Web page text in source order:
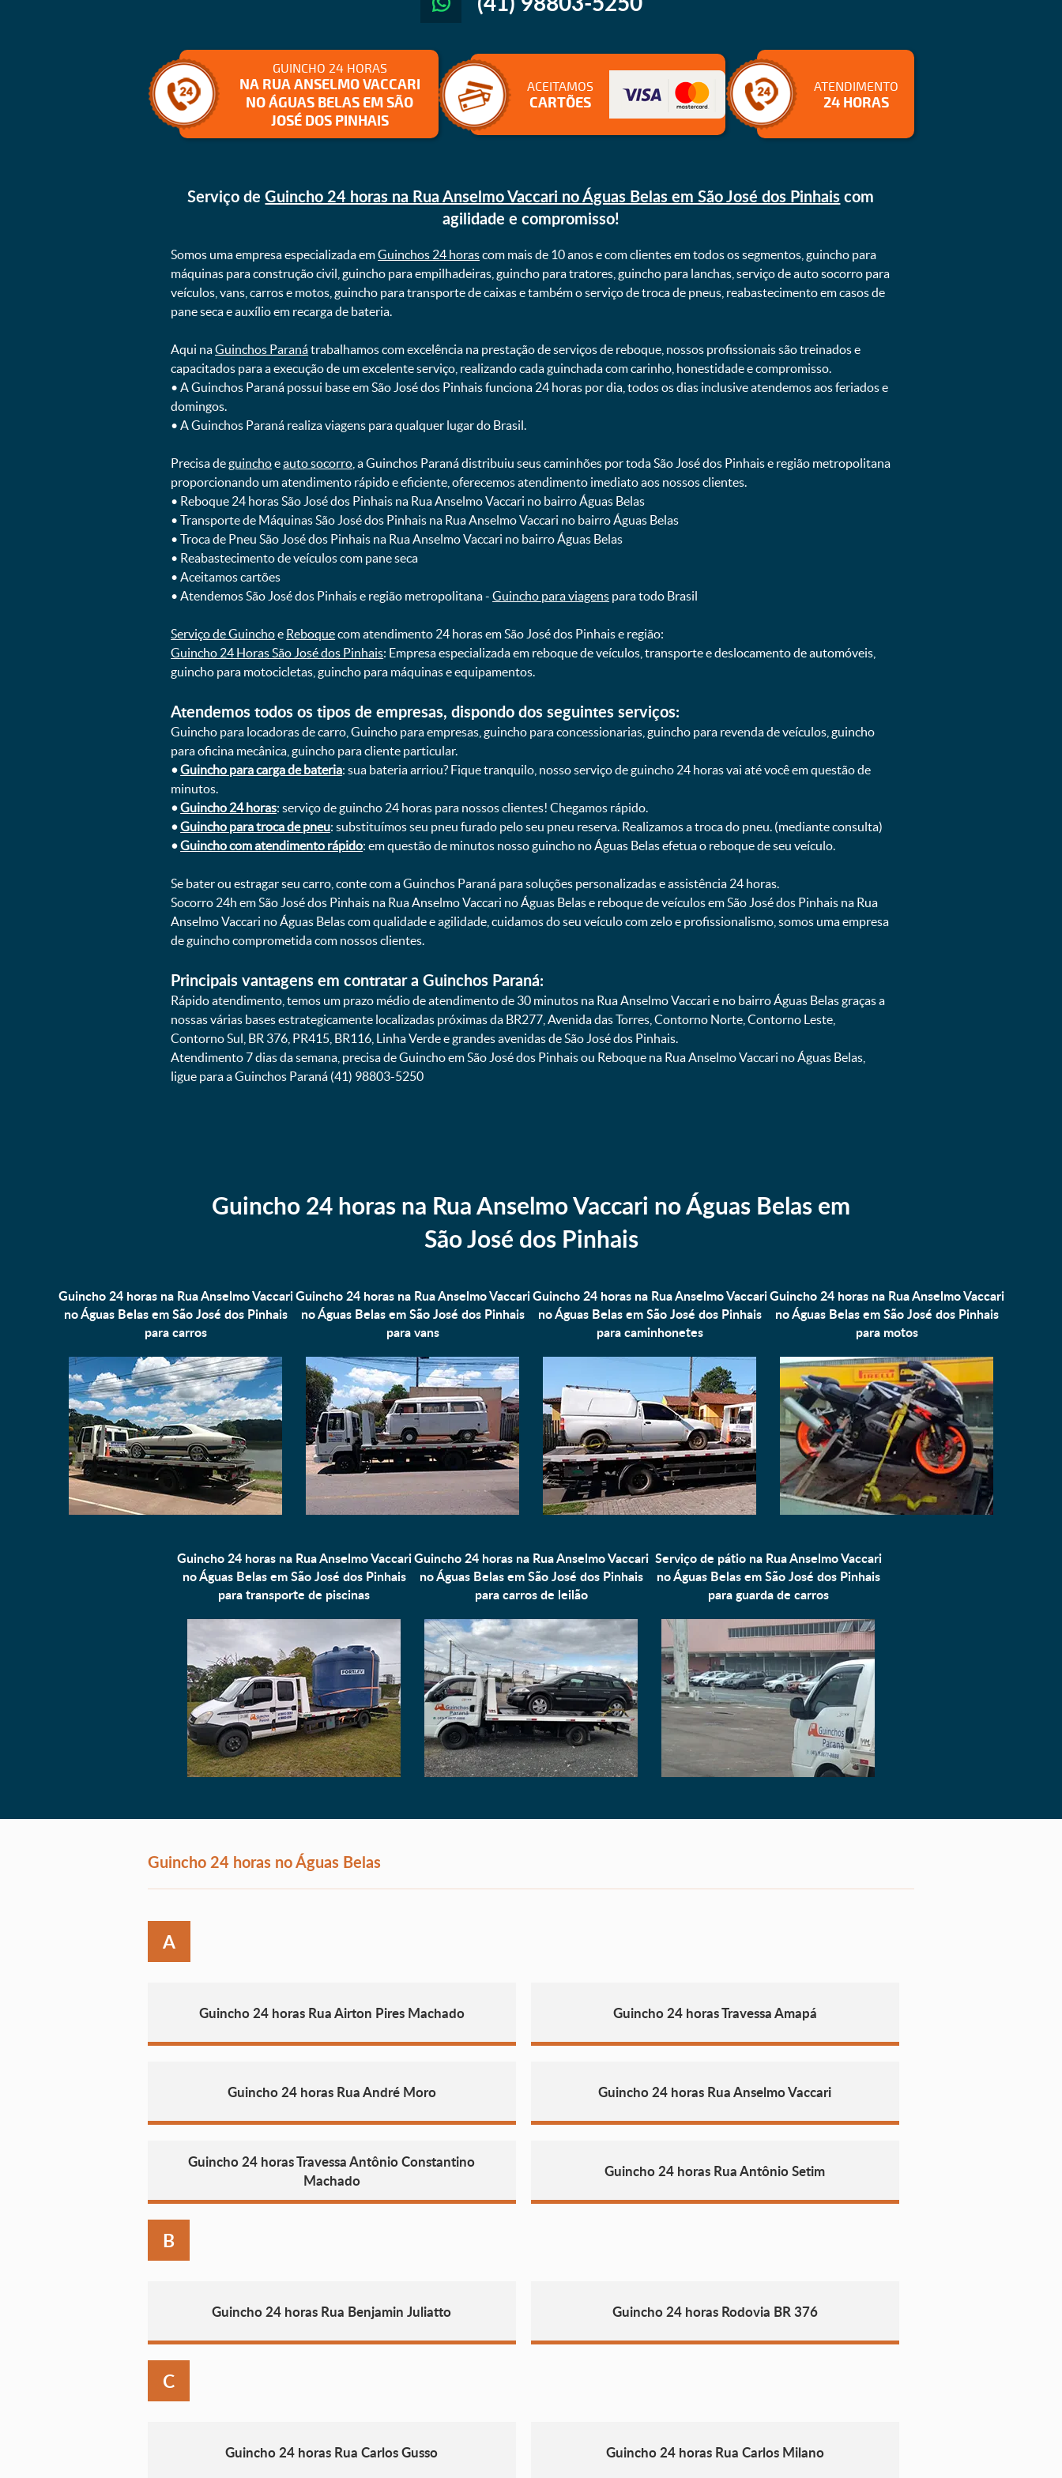
GUINCHO 24 HORAS
NA RUA ANSELMO VACCARI
NO ÁGUAS BELAS EM SÃO
JOSÉ DOS PINHAIS
ACEITAMOS
CARTÕES
ATENDIMENTO
24 HORAS
Serviço deGuincho 24 horas na Rua Anselmo Vaccari no Águas Belas em São José dos Pinhaiscom
agilidade e compromisso!
Somos uma empresa especializada emGuinchos 24 horascom mais de 10 anos e com clientes em todos os segmentos, guincho para
máquinas para construção civil, guincho para empilhadeiras, guincho para tratores, guincho para lanchas, serviço de auto socorro para
veículos, vans, carros e motos, guincho para transporte de caixas e também o serviço de troca de pneus, reabastecimento em casos de
pane seca e auxílio em recarga de bateria. ㅤㅤ
Aqui naGuinchos Paranátrabalhamos com excelência na prestação de serviços de reboque, nossos profissionais são treinados e
capacitados para a execução de um excelente serviço, realizando cada guinchada com carinho, honestidade e compromisso.
ㅤㅤ• A Guinchos Paraná possui base em São José dos Pinhais funciona 24 horas por dia, todos os dias inclusive atendemos aos feriados e
domingos.
ㅤㅤ• A Guinchos Paraná realiza viagens para qualquer lugar do Brasil.
Precisa deguinchoeauto socorro , a Guinchos Paraná distribuiu seus caminhões por toda São José dos Pinhais e região metropolitana
proporcionando um atendimento rápido e eficiente, oferecemos atendimento imediato aos nossos clientes.
ㅤㅤ• Reboque 24 horas São José dos Pinhais na Rua Anselmo Vaccari no bairro Águas Belas
ㅤㅤ• Transporte de Máquinas São José dos Pinhais na Rua Anselmo Vaccari no bairro Águas Belas
ㅤㅤ• Troca de Pneu São José dos Pinhais na Rua Anselmo Vaccari no bairro Águas Belas
ㅤㅤ• Reabastecimento de veículos com pane seca
ㅤㅤ• Aceitamos cartões
ㅤㅤ• Atendemos São José dos Pinhais e região metropolitana -Guincho para viagens para todo Brasil
Serviço de Guinchoe Reboquecom atendimento 24 horas em São José dos Pinhais e região:
Guincho 24 Horas São José dos Pinhais: Empresa especializada em reboque de veículos, transporte e deslocamento de automóveis,
guincho para motocicletas, guincho para máquinas e equipamentos.
Atendemos todos os tipos de empresas, dispondo dos seguintes serviços:
Guincho para locadoras de carro, Guincho para empresas, guincho para concessionarias, guincho para revenda de veículos, guincho
para oficina mecânica, guincho para cliente particular.
•Guincho para carga de bateria: sua bateria arriou? Fique tranquilo, nosso serviço de guincho 24 horas vai até você em questão de
minutos.
•Guincho 24 horas: serviço de guincho 24 horas para nossos clientes! Chegamos rápido.
•Guincho para troca de pneu: substituímos seu pneu furado pelo seu pneu reserva. Realizamos a troca do pneu. (mediante consulta)
•Guincho com atendimento rápido: em questão de minutos nosso guincho no Águas Belas efetua o reboque de seu veículo.
Se bater ou estragar seu carro, conte com a Guinchos Paraná para soluções personalizadas e assistência 24 horas.
Socorro 24h em São José dos Pinhais na Rua Anselmo Vaccari no Águas Belas e reboque de veículos em São José dos Pinhais na Rua
Anselmo Vaccari no Águas Belas com qualidade e agilidade, cuidamos do seu veículo com zelo e profissionalismo, somos uma empresa
de guincho comprometida com nossos clientes.
Principais vantagens em contratar a Guinchos Paraná:
Rápido atendimento, temos um prazo médio de atendimento de 30 minutos na Rua Anselmo Vaccari e no bairro Águas Belas graças a
nossas várias bases estrategicamente localizadas próximas da BR277, Avenida das Torres, Contorno Norte, Contorno Leste,
Contorno Sul, BR 376, PR415, BR116, Linha Verde e grandes avenidas de São José dos Pinhais.
Atendimento 7 dias da semana, precisa de Guincho em São José dos Pinhais ou Reboque na Rua Anselmo Vaccari no Águas Belas,
ligue para a Guinchos Paraná (41) 98803-5250
Guincho 24 horas na Rua Anselmo Vaccari no Águas Belas em
São José dos Pinhais
Guincho 24 horas na Rua Anselmo Vaccari
no Águas Belas em São José dos Pinhais
paracarros
Guincho 24 horas na Rua Anselmo Vaccari
no Águas Belas em São José dos Pinhais
paravans
Guincho 24 horas na Rua Anselmo Vaccari
no Águas Belas em São José dos Pinhais
paracaminhonetes
Guincho 24 horas na Rua Anselmo Vaccari
no Águas Belas em São José dos Pinhais
para motos
Guincho 24 horas na Rua Anselmo Vaccari
no Águas Belas em São José dos Pinhais
paratransporte de piscinas
Guincho 24 horas na Rua Anselmo Vaccari
no Águas Belas em São José dos Pinhais
paracarros de leilão
Serviço de pátio na Rua Anselmo Vaccari
no Águas Belas em São José dos Pinhais
paraguarda de carros
Guincho 24 horas no Águas Belas
A
Guincho 24 horas Rua Airton Pires Machado Guincho 24 horas Travessa Amapá
Guincho 24 horas Rua André Moro Guincho 24 horas Rua Anselmo Vaccari
Guincho 24 horas Travessa Antônio Constantino
Machado
Guincho 24 horas Rua Antônio Setim
B
Guincho 24 horas Rua Benjamin Juliatto Guincho 24 horas Rodovia BR 376
C
Guincho 24 horas Rua Carlos Gusso Guincho 24 horas Rua Carlos Milano